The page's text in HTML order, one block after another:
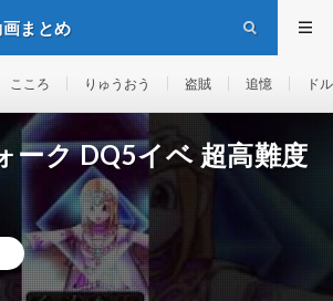
まとめ
こころ りゅうおう 盗賊 追憶 ド
ーク DQ5イベ 超高難度